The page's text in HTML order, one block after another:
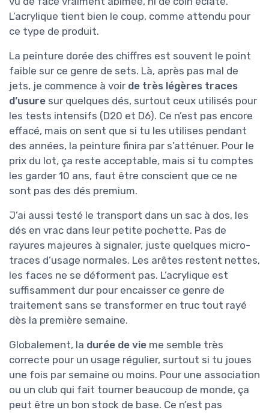
L’acrylique tient bien le coup, comme attendu pour
ce type de produit.
La peinture dorée des chiffres est souvent le point
faible sur ce genre de sets. Là, après pas mal de
jets, je commence à voir de très légères traces
d’usure sur quelques dés, surtout ceux utilisés pour
les tests intensifs (D20 et D6). Ce n’est pas encore
effacé, mais on sent que si tu les utilises pendant
des années, la peinture finira par s’atténuer. Pour le
prix du lot, ça reste acceptable, mais si tu comptes
les garder 10 ans, faut être conscient que ce ne
sont pas des dés premium.
J’ai aussi testé le transport dans un sac à dos, les
dés en vrac dans leur petite pochette. Pas de
rayures majeures à signaler, juste quelques micro-
traces d’usage normales. Les arêtes restent nettes,
les faces ne se déforment pas. L’acrylique est
suffisamment dur pour encaisser ce genre de
traitement sans se transformer en truc tout rayé
dès la première semaine.
Globalement, la durée de vie me semble très
correcte pour un usage régulier, surtout si tu joues
une fois par semaine ou moins. Pour une association
ou un club qui fait tourner beaucoup de monde, ça
peut être un bon stock de base. Ce n’est pas